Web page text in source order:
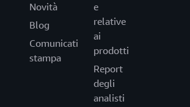
Novità
Blog
Comunicati
stampa
e
relative
ai
prodotti
Report
degli
analisti